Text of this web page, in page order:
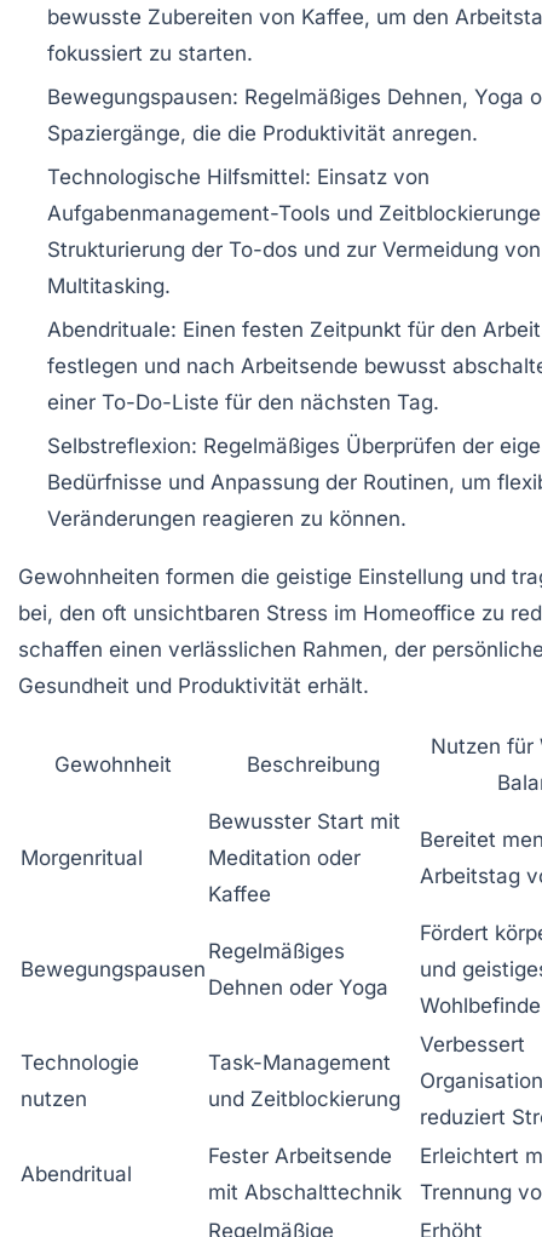
bewusste Zubereiten von Kaffee, um den
fokussiert zu starten.
Bewegungspausen: Regelmäßiges Dehnen, Yoga
Spaziergänge, die die Produktivität anregen.
Technologische Hilfsmittel: Einsatz von
Aufgabenmanagement-Tools und
Strukturierung der To-dos und zur Vermeidung von
Multitasking.
Abendrituale: Einen festen Zeitpunkt für den
festlegen und nach Arbeitsende bewusst
einer To-Do-Liste für den nächsten Tag.
Selbstreflexion: Regelmäßiges Überprüfen der
Bedürfnisse und Anpassung der Routinen, um
Veränderungen reagieren zu können.
Gewohnheiten formen die geistige Einstellung und
bei, den oft unsichtbaren Stress im Homeoffice zu
schaffen einen verlässlichen Rahmen, der
Gesundheit und Produktivität erhält.
Gewohnheit Beschreibung
Nutzen für
Morgenritual
Bewusster Start mit
Meditation oder
Kaffee
Bereitet
Arbeitstag
Bewegungspausen
Regelmäßiges
Dehnen oder Yoga
Fördert
und
Technologie
nutzen
Task-Management
und Zeitblockierung
Verbessert
reduziert
Abendritual
Fester Arbeitsende
mit Abschalttechnik
Erleichtert
Trennung
Regelmäßige
Erhöht